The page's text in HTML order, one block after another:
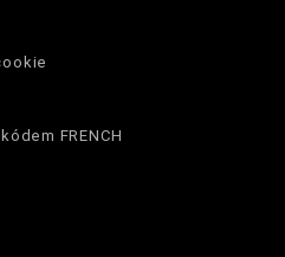
FRENCH